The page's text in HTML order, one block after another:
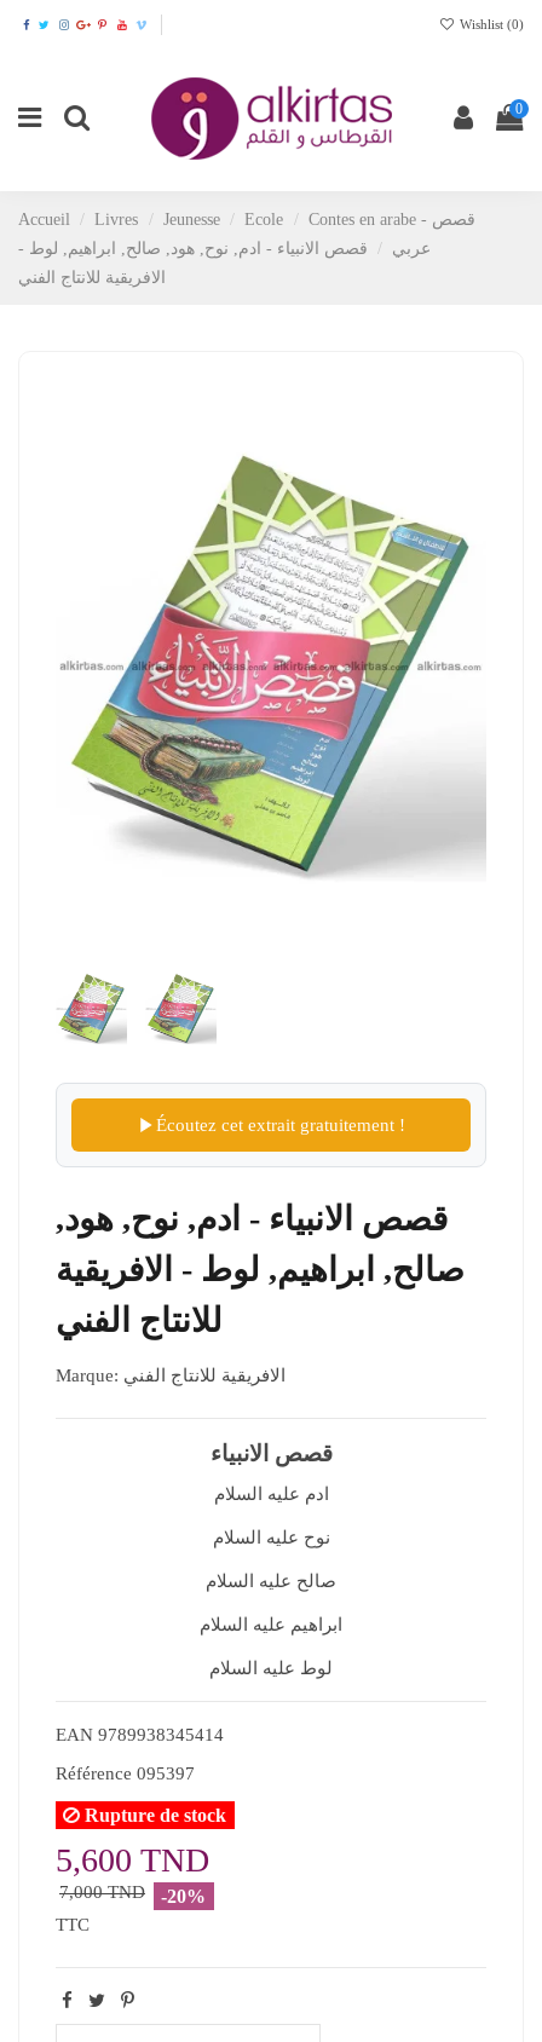
Wishlist (0)
0
Accueil Livres Jeunesse Ecole
Contes en arabe - قصص
عربي
قصص الانبياء - ادم, نوح, هود, صالح, ابراهيم, لوط -
الافريقية للانتاج الفني
Écoutez cet extrait gratuitement !
قصص الانبياء - ادم, نوح, هود,
صالح, ابراهيم, لوط - الافريقية
للانتاج الفني
Marque: الافريقية للانتاج الفني
قصص الانبياء
ادم عليه السلام
نوح عليه السلام
صالح عليه السلام
ابراهيم عليه السلام
لوط عليه السلام
EAN 9789938345414
Référence 095397
Rupture de stock
5,600 TND
7,000 TND -20%
TTC